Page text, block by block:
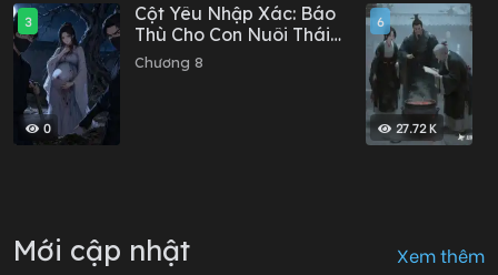
0
3
Cột Yêu Nhập Xác: Báo
Thù Cho Con Nuôi Thái
Tử Phi
Chương 8
27.72 K
6
Mới cập nhật Xem thêm